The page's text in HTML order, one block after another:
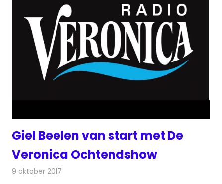
Giel Beelen van start met De
Veronica Ochtendshow
9 oktober 2017